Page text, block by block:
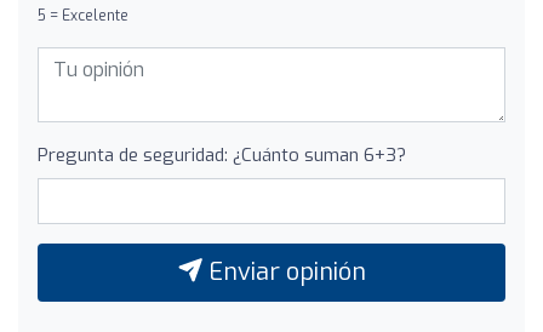
5 = Excelente
Pregunta de seguridad: ¿Cuánto suman 6+3?
Enviar opinión